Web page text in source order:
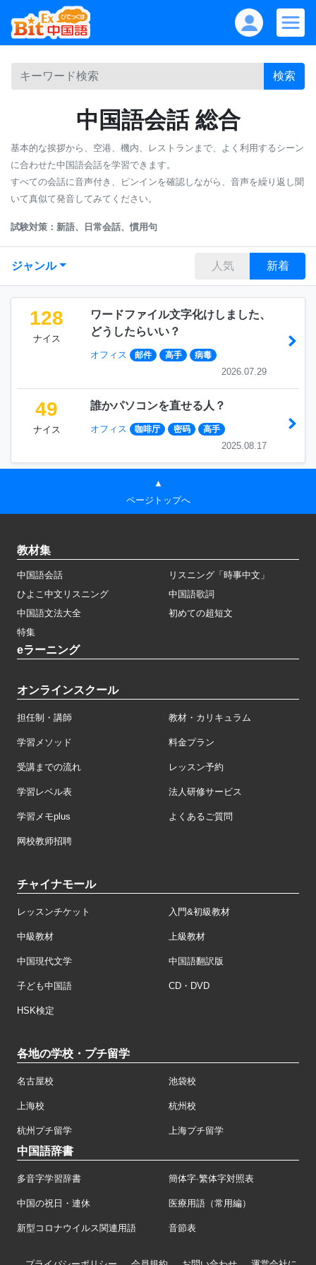
検索
中国語会話 総合
基本的な挨拶から、空港、機内、レストランまで、よく利用するシーン
に合わせた中国語会話を学習できます。
すべての会話に音声付き、ピンインを確認しながら、音声を繰り返し聞
いて真似て発音してみてください。
試験対策：新語、日常会話、慣用句
ジャンル 人気 新着
128
ナイス
ワードファイル文字化けしました、
どうしたらいい？
オフィス 邮件 高手 病毒
2026.07.29
49
ナイス
誰かパソコンを直せる人？
オフィス 咖啡厅 密码 高手
2025.08.17
▲
ページトップへ
教材集
中国語会話
リスニング「時事中文」
ひよこ中文リスニング
中国語歌詞
中国語文法大全
初めての超短文
特集
eラーニング
オンラインスクール
担任制・講師 教材・カリキュラム
学習メソッド 料金プラン
受講までの流れ レッスン予約
学習レベル表 法人研修サービス
学習メモplus よくあるご質問
网校教师招聘
チャイナモール
レッスンチケット 入門&初級教材
中級教材 上級教材
中国現代文学 中国語翻訳版
子ども中国語 CD・DVD
HSK検定
各地の学校・プチ留学
名古屋校 池袋校
上海校 杭州校
杭州プチ留学 上海プチ留学
中国語辞書
多音字学習辞書 簡体字·繁体字対照表
中国の祝日・連休 医療用語（常用編）
新型コロナウイルス関連用語 音節表